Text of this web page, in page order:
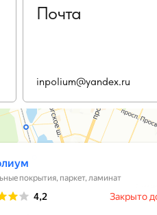
Почта
inpolium@yandex.ru